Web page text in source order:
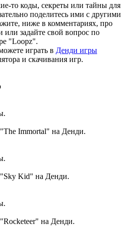
то коды, секреты или тайны для
поделитесь ими с другими
ниже в комментариях, про
или задайте свой вопрос по
"Loopz".
играть в Денди игры
и скачивания игр.
Immortal" на Денди.
Kid" на Денди.
на Денди.